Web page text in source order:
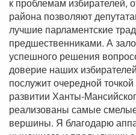
района позволяют
лучшие парламентские
предшественниками. А
успешного решения
доверие наших
послужит очередной
развитии Ханты-
реализованы самые
вершины. Я благодарю